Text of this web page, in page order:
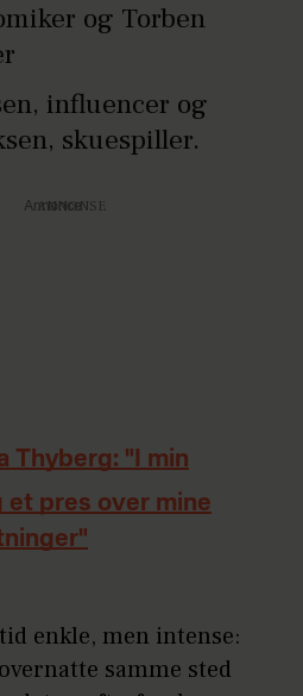
og Torben
influencer og
skuespiller.
Annonce
Thyberg: "I min
et pres over mine
enkle, men intense:
samme sted